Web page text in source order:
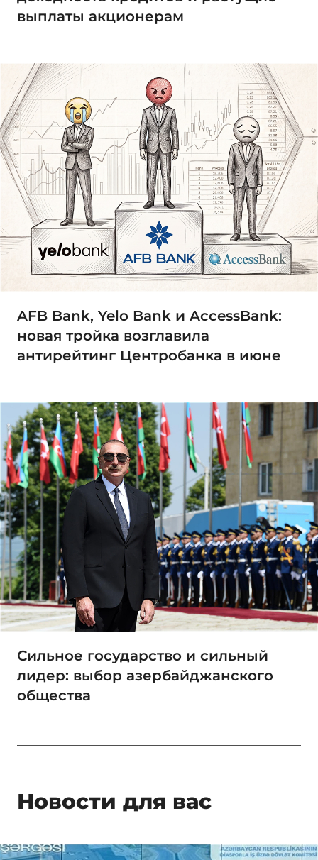
выплаты акционерам
AFB Bank, Yelo Bank и AccessBank:
новая тройка возглавила
антирейтинг Центробанка в июне
Сильное государство и сильный
лидер: выбор азербайджанского
общества
Новости для вас